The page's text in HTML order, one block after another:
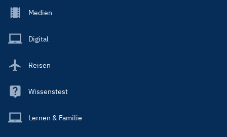
Footer
Main
Medien
Digital
Reisen
Wissenstest
Lernen & Familie